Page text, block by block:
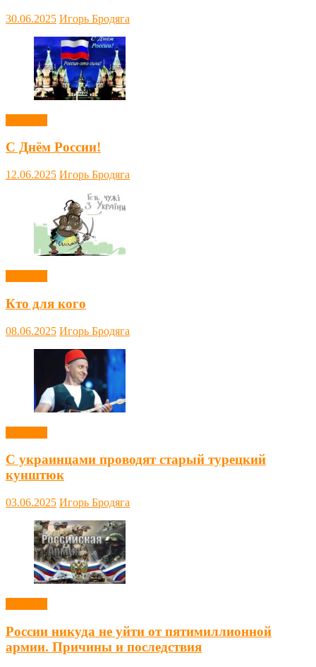
30.06.2025 Игорь Бродяга
С Днём России!
12.06.2025 Игорь Бродяга
Кто для кого
08.06.2025 Игорь Бродяга
С украинцами проводят старый турецкий
кунштюк
03.06.2025 Игорь Бродяга
России никуда не уйти от пятимиллионной
армии. Причины и последствия